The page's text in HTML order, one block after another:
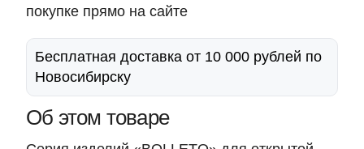
покупке прямо на сайте
Бесплатная доставка от 10 000 рублей по
Новосибирску
Об этом товаре